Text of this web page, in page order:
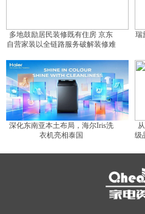
多地鼓励居民装修既有住房 京东
自营家装以全链路服务破解装修难
瑞
深化东南亚本土布局，海尔Iris洗
衣机亮相泰国
级